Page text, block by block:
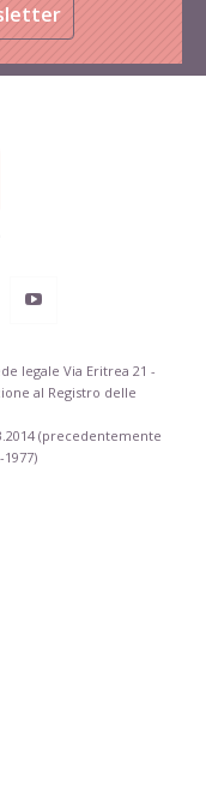
legale Via Eritrea 21 -
al Registro delle
(precedentemente